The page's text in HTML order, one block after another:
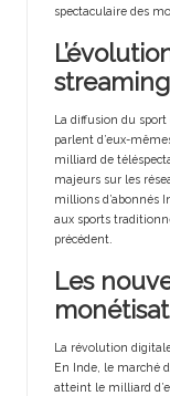
spectaculaire des
La diffusion du
parlent d’eux-
milliard de
majeurs sur les
millions d’abonnés
aux sports
précédent.
Les
La révolution
En Inde, le marché
atteint le milliard